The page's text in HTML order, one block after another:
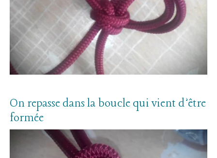
On repasse dans la boucle qui vient d’être
formée